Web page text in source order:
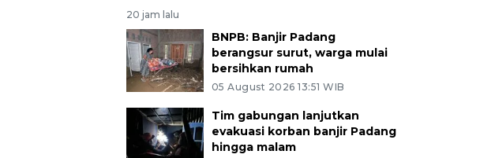
20 jam lalu
BNPB: Banjir Padang
berangsur surut, warga mulai
bersihkan rumah
05 August 2026 13:51 WIB
Tim gabungan lanjutkan
evakuasi korban banjir Padang
hingga malam